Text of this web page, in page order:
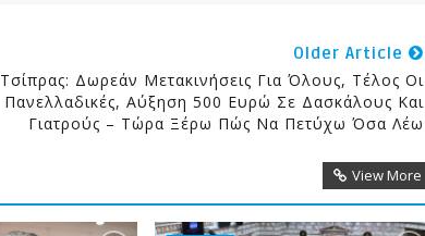
Older Article
Τσίπρας: Δωρεάν Μετακινήσεις Για Όλους, Τέλος Οι
Πανελλαδικές, Αύξηση 500 Ευρώ Σε Δασκάλους Και
Γιατρούς – Τώρα Ξέρω Πώς Να Πετύχω Όσα Λέω
View More